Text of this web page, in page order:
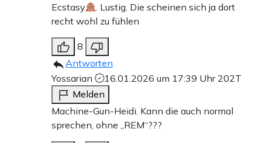
Ecstasy
. Lustig. Die scheinen sich ja dort
recht wohl zu fühlen
8
Antworten
Yossarian
16.01.2026 um 17:39 Uhr 202T
Melden
Machine-Gun-Heidi. Kann die auch normal
sprechen, ohne „REM“???